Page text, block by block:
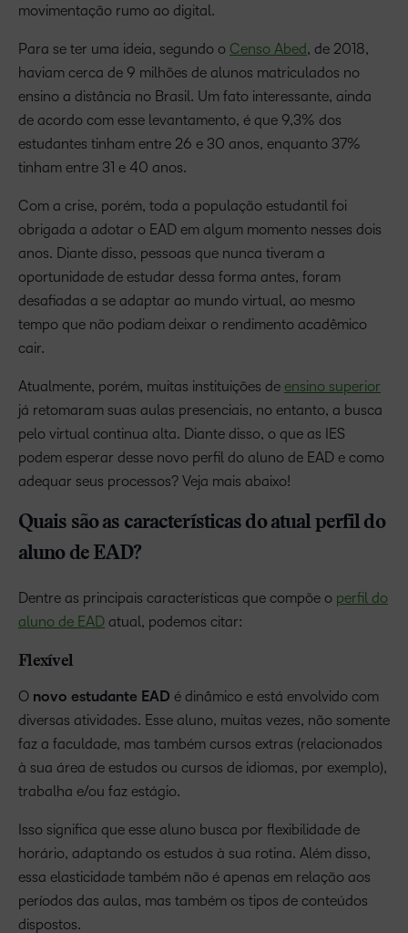
movimentação rumo ao digital.
Para se ter uma ideia, segundo o Censo Abed, de 2018,
haviam cerca de 9 milhões de alunos matriculados no
ensino a distância no Brasil. Um fato interessante, ainda
de acordo com esse levantamento, é que 9,3% dos
estudantes tinham entre 26 e 30 anos, enquanto 37%
tinham entre 31 e 40 anos.
Com a crise, porém, toda a população estudantil foi
obrigada a adotar o EAD em algum momento nesses dois
anos. Diante disso, pessoas que nunca tiveram a
oportunidade de estudar dessa forma antes, foram
desafiadas a se adaptar ao mundo virtual, ao mesmo
tempo que não podiam deixar o rendimento acadêmico
cair.
Atualmente, porém, muitas instituições de ensino superior
já retomaram suas aulas presenciais, no entanto, a busca
pelo virtual continua alta. Diante disso, o que as IES
podem esperar desse novo perfil do aluno de EAD e como
adequar seus processos? Veja mais abaixo!
Quais são as características do atual perfil do
aluno de EAD?
Dentre as principais características que compõe o perfil do
aluno de EAD atual, podemos citar:
Flexível
O novo estudante EAD é dinâmico e está envolvido com
diversas atividades. Esse aluno, muitas vezes, não somente
faz a faculdade, mas também cursos extras (relacionados
à sua área de estudos ou cursos de idiomas, por exemplo),
trabalha e/ou faz estágio.
Isso significa que esse aluno busca por flexibilidade de
horário, adaptando os estudos à sua rotina. Além disso,
essa elasticidade também não é apenas em relação aos
períodos das aulas, mas também os tipos de conteúdos
dispostos.